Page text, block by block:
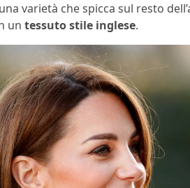
varietà che spicca sul resto
un tessuto stile inglese.